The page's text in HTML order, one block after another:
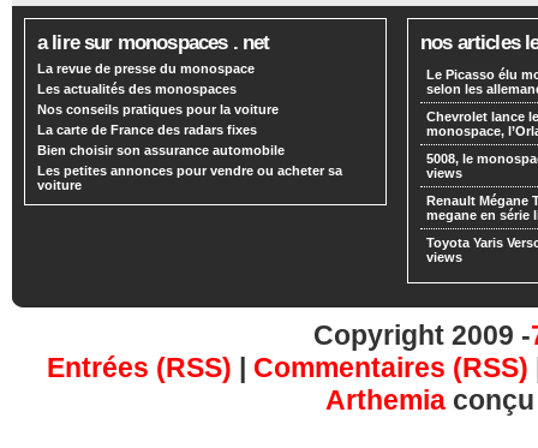
a lire sur monospaces . net
La revue de presse du monospace
Les actualités des monospaces
Nos conseils pratiques pour la voiture
La carte de France des radars fixes
Bien choisir son assurance automobile
Les petites annonces pour vendre ou acheter sa
voiture
nos articles
Le Picasso élu
selon les
Chevrolet lance
monospace,
5008, le
views
Renault Mégane
megane en série
Toyota Yaris
views
Copyright 2009 -
Entrées (RSS) | Commentaires (RSS)
Arthemia